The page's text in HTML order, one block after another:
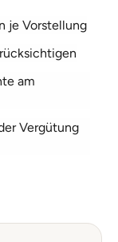
je Vorstellung
am
Vergütung